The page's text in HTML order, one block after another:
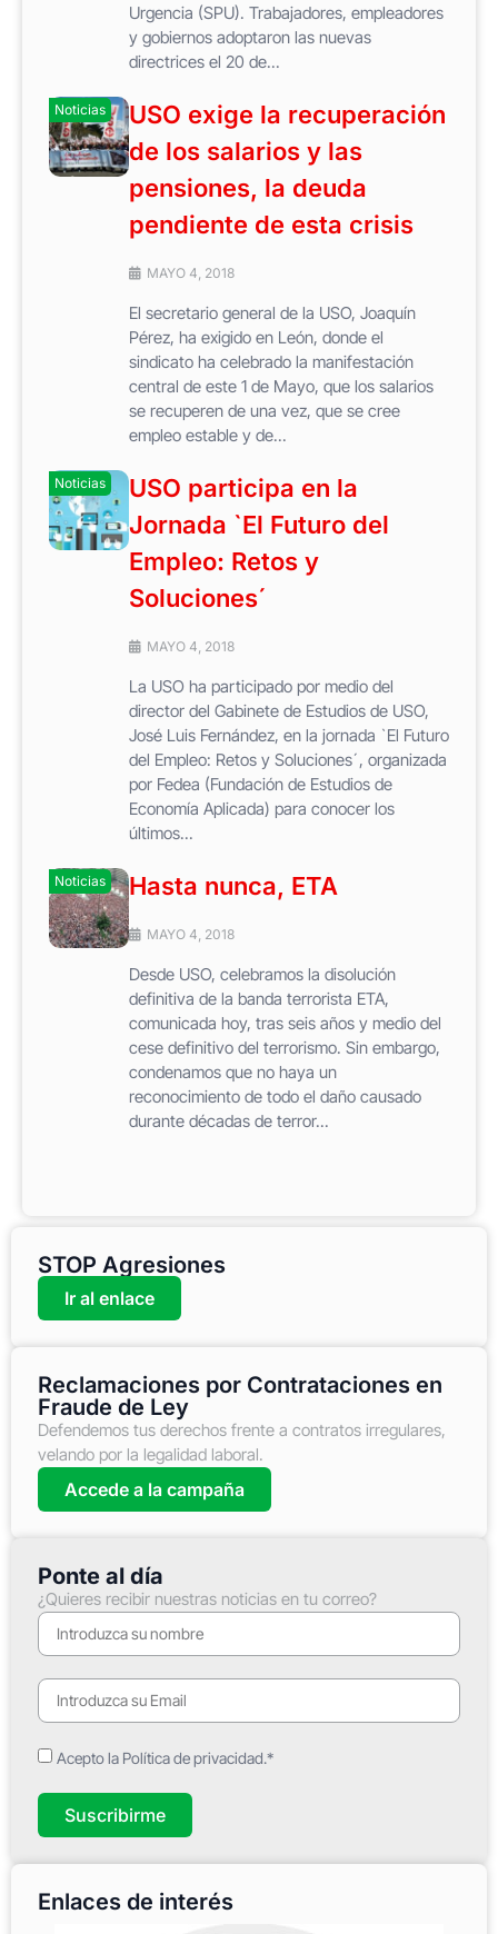
Urgencia (SPU). Trabajadores, empleadores
y gobiernos adoptaron las nuevas
directrices el 20 de...
Noticias
USO exige la recuperación
de los salarios y las
pensiones, la deuda
pendiente de esta crisis
MAYO 4, 2018
El secretario general de la USO, Joaquín
Pérez, ha exigido en León, donde el
sindicato ha celebrado la manifestación
central de este 1 de Mayo, que los salarios
se recuperen de una vez, que se cree
empleo estable y de...
Noticias
USO participa en la
Jornada `El Futuro del
Empleo: Retos y
Soluciones´
MAYO 4, 2018
La USO ha participado por medio del
director del Gabinete de Estudios de USO,
José Luis Fernández, en la jornada `El Futuro
del Empleo: Retos y Soluciones´, organizada
por Fedea (Fundación de Estudios de
Economía Aplicada) para conocer los
últimos...
Noticias Hasta nunca, ETA
MAYO 4, 2018
Desde USO, celebramos la disolución
definitiva de la banda terrorista ETA,
comunicada hoy, tras seis años y medio del
cese definitivo del terrorismo. Sin embargo,
condenamos que no haya un
reconocimiento de todo el daño causado
durante décadas de terror...
STOP Agresiones
Ir al enlace
Reclamaciones por Contrataciones en
Fraude de Ley
Defendemos tus derechos frente a contratos irregulares,
velando por la legalidad laboral.
Accede a la campaña
Ponte al día
¿Quieres recibir nuestras noticias en tu correo?
Acepto la Política de privacidad.*
Suscribirme
Enlaces de interés